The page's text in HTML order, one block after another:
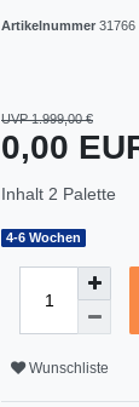
Artikelnummer 31766
UVP 1.999,00 €
0,00
Inhalt 2 Palette
4-6 Wochen
Wunschliste